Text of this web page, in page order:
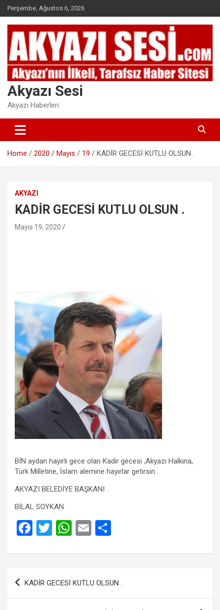
Skip
to
content
Perşembe, Ağustos 6, 2026
Akyazı Sesi
Akyazı Haberleri
Home 2020 Mayıs 19 KADİR GECESİ KUTLU OLSUN .
AKYAZI
KADİR GECESİ KUTLU OLSUN .
Mayıs 19, 2020
BİN aydan hayırlı gece olan Kadir gecesi ,Akyazı Halkına,
Türk Milletine, İslam alemine hayırlar getirsin .
AKYAZI BELEDİYE BAŞKANI .
BİLAL SOYKAN .
F
ce
b
o
T
tt
er
W
at
s
A
E
ail ar
e
Yazı
KADİR GECESİ KUTLU OLSUN .